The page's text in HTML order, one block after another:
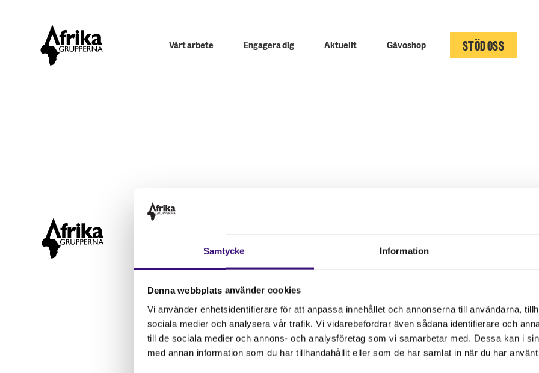
Samtycke Information
Denna webbplats använder cookies
Vi använder enhetsidentifierare för att anpassa innehållet och annonserna till användarna,
sociala medier och analysera vår trafik. Vi vidarebefordrar även sådana identifierare och
till de sociala medier och annons- och analysföretag som vi samarbetar med. Dessa kan i
med annan information som du har tillhandahållit eller som de har samlat in när du har
Vårt arbete Engagera dig Aktuellt Gåvoshop STÖD OSS
STÖD OSS
Engagera dig
Vårt arbete
Gåvoshop
Pressrum
Instagram